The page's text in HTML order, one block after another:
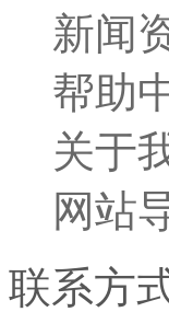
新闻
帮助
关于
网站
联系方